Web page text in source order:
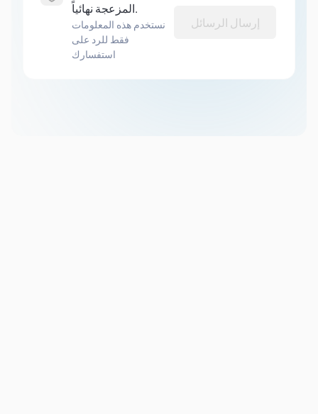
المزعجة نهائياً.
نستخدم هذه المعلومات
فقط للرد على
استفسارك
إرسال الرسائل